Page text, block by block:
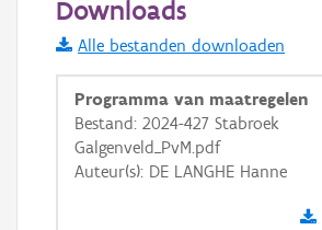
Informatie Vlaanderen
i
+ −
Downloads
Alle bestanden downloaden
Programma van maatregelen
Bestand: 2024-427 Stabroek
Galgenveld_PvM.pdf
Auteur(s): DE LANGHE Hanne